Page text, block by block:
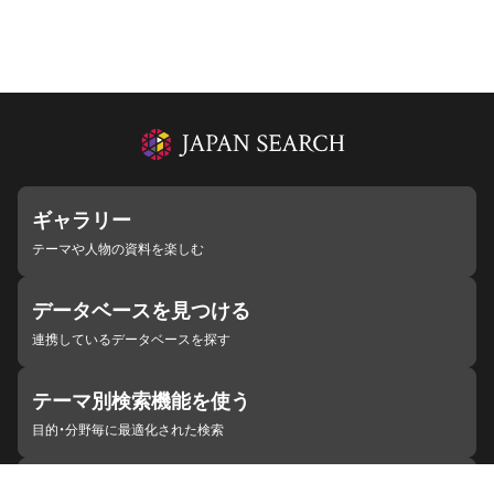
ギャラリー
テーマや人物の資料を楽しむ
データベースを見つける
連携しているデータベースを探す
テーマ別検索機能を使う
目的・分野毎に最適化された検索